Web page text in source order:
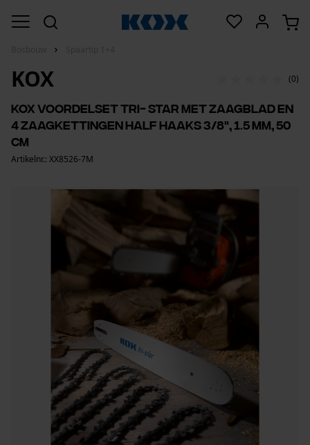
KOX (0)
KOX voordelset Tri- Star met zaagblad en
4 zaagkettingen half haaks 3/8", 1.5 mm, 50
cm
Artikelnr.: XX8526-7M